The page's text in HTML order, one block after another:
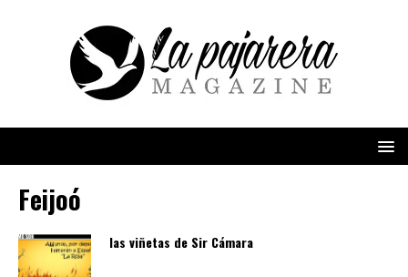
Feijoó
las viñetas de Sir Cámara